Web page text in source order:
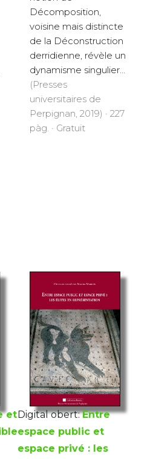
Décomposition,
voisine mais distincte
de la Déconstruction
derridienne, révèle un
dynamisme singulier...
(Presses
universitaires de
Perpignan, 2019) · 227
pàg. · Gratuït
et Digital obert: Entre
espace public et
espace privé : les